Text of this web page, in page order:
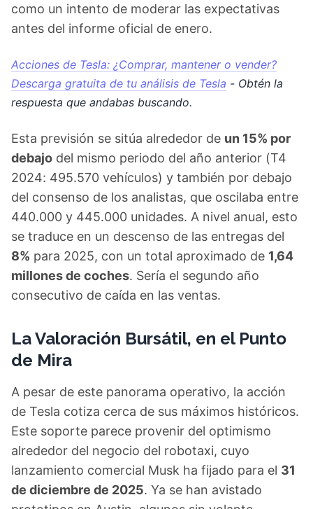
como un intento de moderar las expectativas
antes del informe oficial de enero.
Acciones de Tesla: ¿Comprar, mantener o vender?
Descarga gratuita de tu análisis de Tesla - Obtén la
respuesta que andabas buscando.
Esta previsión se sitúa alrededor de un 15% por
debajo del mismo periodo del año anterior (T4
2024: 495.570 vehículos) y también por debajo
del consenso de los analistas, que oscilaba entre
440.000 y 445.000 unidades. A nivel anual, esto
se traduce en un descenso de las entregas del
8% para 2025, con un total aproximado de 1,64
millones de coches. Sería el segundo año
consecutivo de caída en las ventas.
La Valoración Bursátil, en el Punto
de Mira
A pesar de este panorama operativo, la acción
de Tesla cotiza cerca de sus máximos históricos.
Este soporte parece provenir del optimismo
alrededor del negocio del robotaxi, cuyo
lanzamiento comercial Musk ha fijado para el 31
de diciembre de 2025. Ya se han avistado